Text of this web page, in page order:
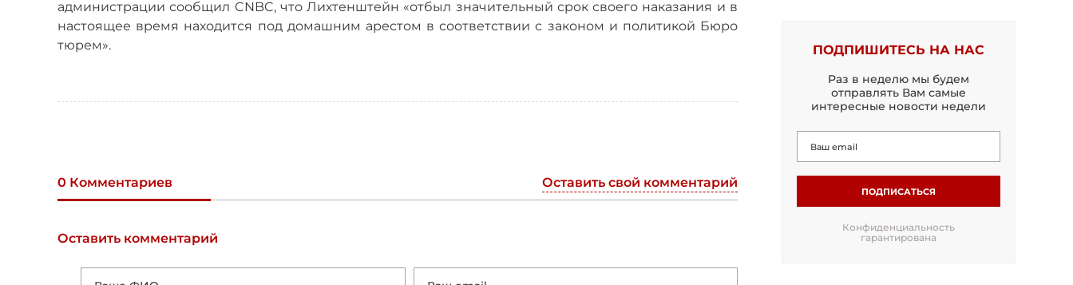
администрации сообщил CNBC, что Лихтенштейн «отбыл значительный срок своего наказания и в
настоящее время находится под домашним арестом в соответствии с законом и политикой Бюро
тюрем».
0 Комментариев Оставить свой комментарий
Оставить комментарий
ПОДПИШИТЕСЬ НА НАС
Раз в неделю мы будем
отправлять Вам самые
интересные новости недели
ПОДПИСАТЬСЯ
Конфиденциальность
гарантирована